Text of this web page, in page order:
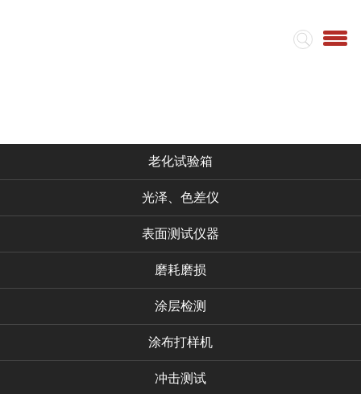
老化试验箱
光泽、色差仪
表面测试仪器
磨耗磨损
涂层检测
涂布打样机
冲击测试